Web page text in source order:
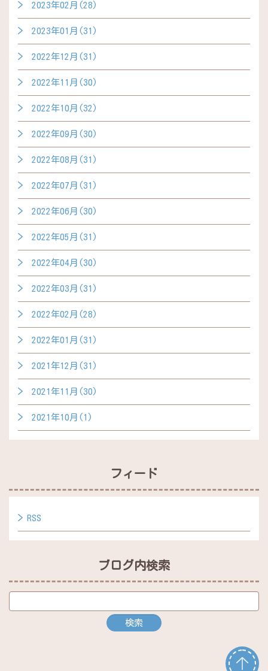
2023年02月(28)
2023年01月(31)
2022年12月(31)
2022年11月(30)
2022年10月(32)
2022年09月(30)
2022年08月(31)
2022年07月(31)
2022年06月(30)
2022年05月(31)
2022年04月(30)
2022年03月(31)
2022年02月(28)
2022年01月(31)
2021年12月(31)
2021年11月(30)
2021年10月(1)
フィード
RSS
ブログ内検索